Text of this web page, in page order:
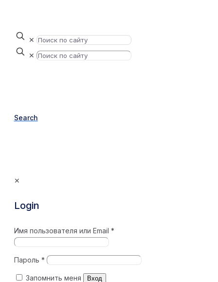
✕
✕
Search
✕
Login
Имя пользователя или Email *
Пароль *
Запомнить меня Вход